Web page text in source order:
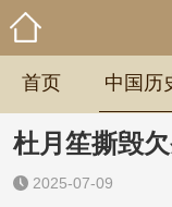
首页 中国历
杜月笙撕毁
2025-07-09